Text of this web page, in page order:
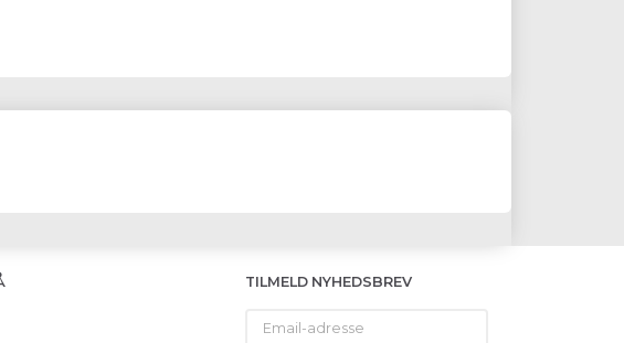
TILMELD NYHEDSBREV
adresse